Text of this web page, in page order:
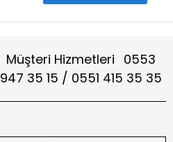
Müşteri Hizmetleri 0553
947 35 15 / 0551 415 35 35